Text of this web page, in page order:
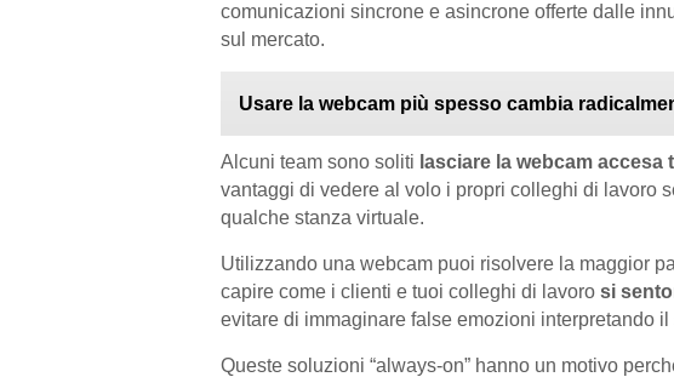
comunicazioni sincrone e asincrone offerte dalle
sul mercato.
Usare la webcam più spesso cambia
Alcuni team sono soliti lasciare la webcam accesa
vantaggi di vedere al volo i propri colleghi di lavoro
qualche stanza virtuale.
Utilizzando una webcam puoi risolvere la maggior
capire come i clienti e tuoi colleghi di lavoro si
evitare di immaginare false emozioni interpretando
Queste soluzioni “always-on” hanno un motivo